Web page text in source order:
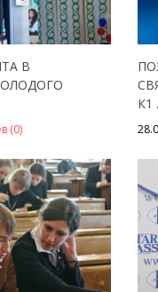
В
(0)
К1